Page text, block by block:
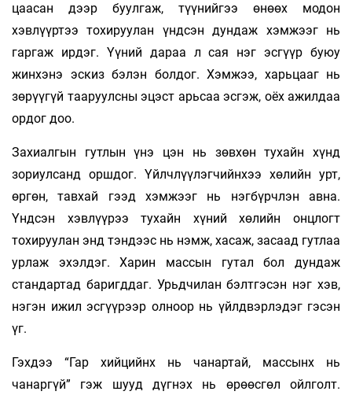
цаасан дээр буулгаж, түүнийгээ өнөөх модон
хэвлүүртээ тохируулан үндсэн дундаж хэмжээг нь
гаргаж ирдэг. Үүний дараа л сая нэг эсгүүр буюу
жинхэнэ эскиз бэлэн болдог. Хэмжээ, харьцааг нь
зөрүүгүй тааруулсны эцэст арьсаа эсгэж, оёх ажилдаа
ордог доо.
Захиалгын гутлын үнэ цэн нь зөвхөн тухайн хүнд
зориулсанд оршдог. Үйлчлүүлэгчийнхээ хөлийн урт,
өргөн, тавхай гээд хэмжээг нь нэгбүрчлэн авна.
Үндсэн хэвлүүрээ тухайн хүний хөлийн онцлогт
тохируулан энд тэндээс нь нэмж, хасаж, засаад гутлаа
урлаж эхэлдэг. Харин массын гутал бол дундаж
стандартад баригддаг. Урьдчилан бэлтгэсэн нэг хэв,
нэгэн ижил эсгүүрээр олноор нь үйлдвэрлэдэг гэсэн
үг.
Гэхдээ “Гар хийцийнх нь чанартай, массынх нь
чанаргүй” гэж шууд дүгнэх нь өрөөсгөл ойлголт.